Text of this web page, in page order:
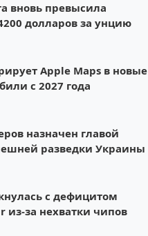
вновь превысила
долларов за унцию
Apple Maps в новые
с 2027 года
назначен главой
разведки Украины
с дефицитом
из-за нехватки чипов